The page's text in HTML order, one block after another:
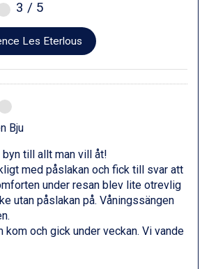
6.295 kr.
kr.
kr.
från 7.395 kr.
kr.
6.145 kr.
kr.
kr.
kr.
från 5.895 kr.
från 8.595 kr.
9.445 kr.
kr.
5.945 kr.
6.945 kr.
kr.
3 / 5
Les Eterlous
Bju
till allt man vill åt!
med påslakan och fick till svar att
under resan blev lite otrevlig
utan påslakan på. Våningssängen
och gick under veckan. Vi vande